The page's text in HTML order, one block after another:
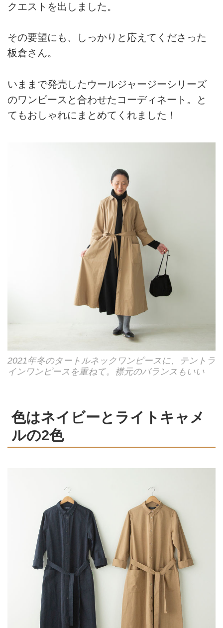
クエストを出しました。
その要望にも、しっかりと応えてくださった
板倉さん。
いままで発売したウールジャージーシリーズ
のワンピースと合わせたコーディネート。と
てもおしゃれにまとめてくれました！
2021年冬のタートルネックワンピースに、テントラ
インワンピースを重ねて。襟元のバランスもいい
色はネイビーとライトキャメ
ルの2色